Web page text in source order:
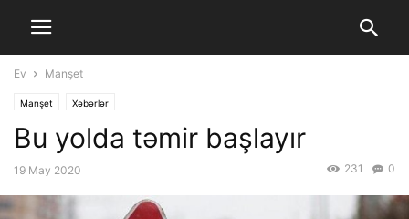
Ev Manşet
Manşet Xəbərlər
Bu yolda təmir başlayır
19 May 2020 0
231